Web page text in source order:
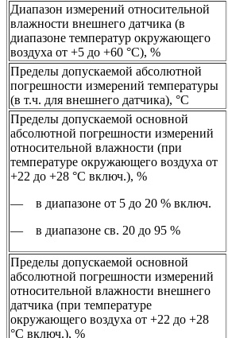
Диапазон измерений относительной
влажности внешнего датчика (в
диапазоне температур окружающего
воздуха от +5 до +60 °С), %
Пределы допускаемой абсолютной
погрешности измерений температуры
(в т.ч. для внешнего датчика), °С
Пределы допускаемой основной
абсолютной погрешности измерений
относительной влажности (при
температуре окружающего воздуха от
+22 до +28 °С включ.), %
— в диапазоне от 5 до 20 % включ.
— в диапазоне св. 20 до 95 %
Пределы допускаемой основной
абсолютной погрешности измерений
относительной влажности внешнего
датчика (при температуре
окружающего воздуха от +22 до +28
°С включ.), %